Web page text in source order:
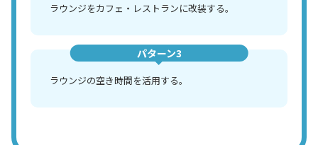
ラウンジをカフェ・レストランに改装する。
パターン3
ラウンジの空き時間を活用する。